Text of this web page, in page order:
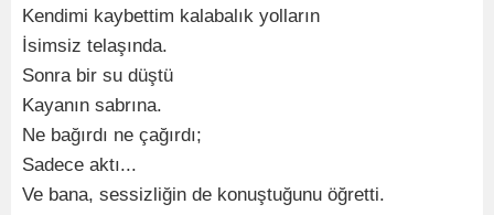
Kendimi kaybettim kalabalık yolların
İsimsiz telaşında.
Sonra bir su düştü
Kayanın sabrına.
Ne bağırdı ne çağırdı;
Sadece aktı...
Ve bana, sessizliğin de konuştuğunu öğretti.